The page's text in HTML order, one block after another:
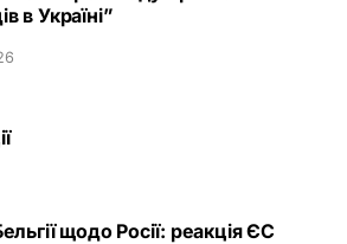
в Україні”
щодо Росії: реакція ЄС